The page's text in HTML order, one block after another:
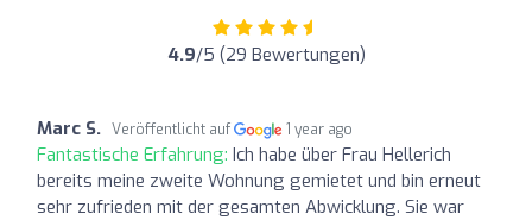
4.9/5 (29 Bewertungen)
Marc S. Veröffentlicht auf 1 year ago
Fantastische Erfahrung: Ich habe über Frau Hellerich
bereits meine zweite Wohnung gemietet und bin erneut
sehr zufrieden mit der gesamten Abwicklung. Sie war